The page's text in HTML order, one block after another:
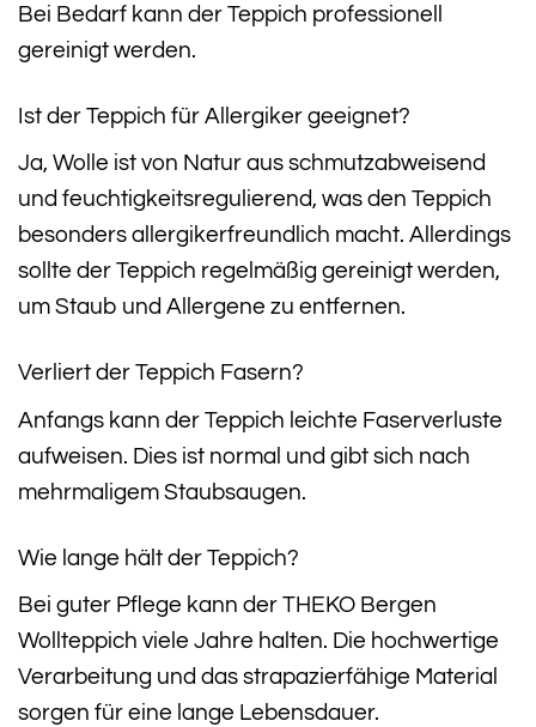
Bei Bedarf kann der Teppich professionell
gereinigt werden.
Ist der Teppich für Allergiker geeignet?
Ja, Wolle ist von Natur aus schmutzabweisend
und feuchtigkeitsregulierend, was den Teppich
besonders allergikerfreundlich macht. Allerdings
sollte der Teppich regelmäßig gereinigt werden,
um Staub und Allergene zu entfernen.
Verliert der Teppich Fasern?
Anfangs kann der Teppich leichte Faserverluste
aufweisen. Dies ist normal und gibt sich nach
mehrmaligem Staubsaugen.
Wie lange hält der Teppich?
Bei guter Pflege kann der THEKO Bergen
Wollteppich viele Jahre halten. Die hochwertige
Verarbeitung und das strapazierfähige Material
sorgen für eine lange Lebensdauer.